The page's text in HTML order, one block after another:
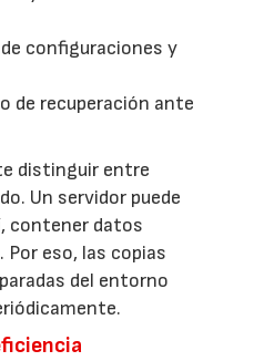
configuraciones y
de recuperación ante
distinguir entre
Un servidor puede
contener datos
Por eso, las copias
del entorno